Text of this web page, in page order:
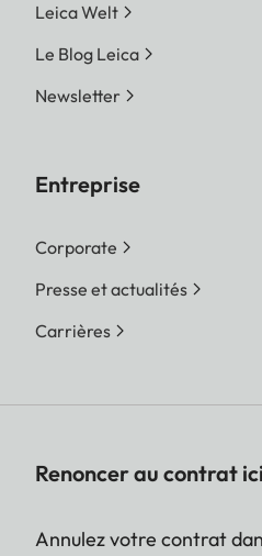
Leica Welt
Le Blog Leica
Newsletter
Entreprise
Corporate
Presse et actualités
Carrières
Renoncer au contrat ici
Annulez votre contrat